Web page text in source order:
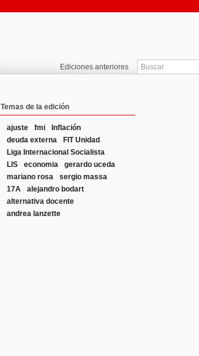
Ediciones anteriores
Temas de la edición
ajuste fmi
Inflación
deuda externa
FIT Unidad
Liga Internacional Socialista
LIS
economia
gerardo uceda
mariano rosa
sergio massa
17A
alejandro bodart
alternativa docente
andrea lanzette